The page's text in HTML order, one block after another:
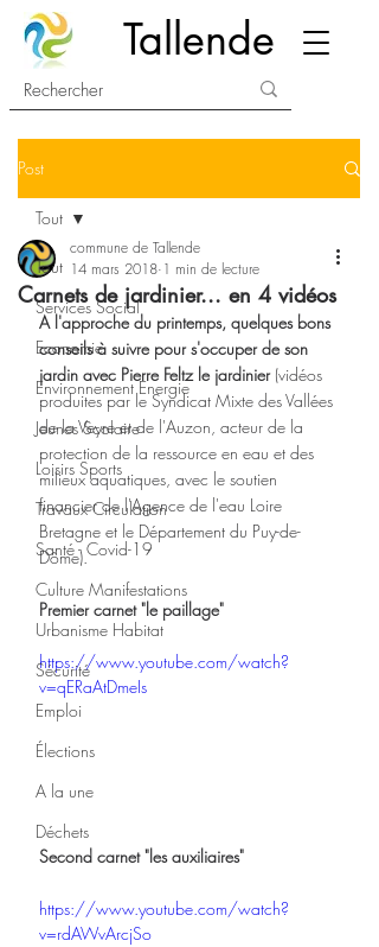
Tallende
Post
Tout
Services Social
Economie
Environnement Energie
Jeunes Scolaire
Loisirs Sports
Travaux Circulation
Santé - Covid-19
Culture Manifestations
Urbanisme Habitat
Sécurité
Emploi
Élections
A la une
Déchets
Tout
Carnets de jardinier... en 4 vidéos
commune de Tallende
14 mars 2018 1 min de lecture
A l'approche du printemps, quelques bons
conseils à suivre pour s'occuper de son
jardin avec Pierre Feltz le jardinier (vidéos
produites par le Syndicat Mixte des Vallées
de la Veyre et de l'Auzon, acteur de la
protection de la ressource en eau et des
milieux aquatiques, avec le soutien
financier de l'Agence de l'eau Loire
Bretagne et le Département du Puy-de-
Dôme).
Premier carnet "le paillage"
https://www.youtube.com/watch?
v=qERaAtDmeIs
Second carnet "les auxiliaires"
https://www.youtube.com/watch?
v=rdAWvArcjSo